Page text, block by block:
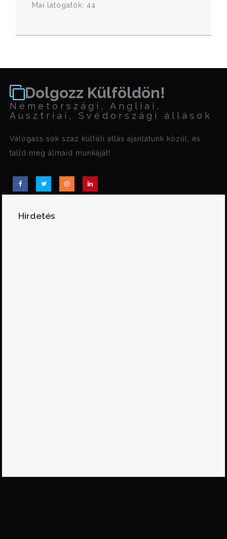
Mai látogatók: 44
Dolgozz Külföldön!
Németországi, Angliai,
Ausztriai, Svédországi állások
Válogass sok száz külföli állás ajánlatunk közül, és
talld meg álmaid munkáját!
Hirdetés